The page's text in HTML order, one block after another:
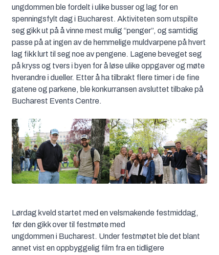
ungdommen ble fordelt i ulike busser og lag for en
spenningsfylt dag i Bucharest. Aktiviteten som utspilte
seg gikk ut på å vinne mest mulig “penger”, og samtidig
passe på at ingen av de hemmelige muldvarpene på hvert
lag fikk lurt til seg noe av pengene. Lagene beveget seg
på kryss og tvers i byen for å løse ulike oppgaver og møte
hverandre i dueller. Etter å ha tilbrakt flere timer i de fine
gatene og parkene, ble konkurransen avsluttet tilbake på
Bucharest Events Centre.
Lørdag kveld startet med en velsmakende festmiddag,
før den gikk over til festmøte med
ungdommen i Bucharest. Under festmøtet ble det blant
annet vist en oppbyggelig film fra en tidligere